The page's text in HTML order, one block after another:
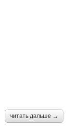
читать дальше →